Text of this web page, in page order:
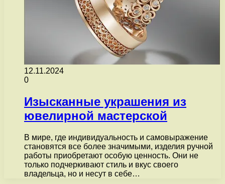
12.11.2024
0
Изысканные украшения из
ювелирной мастерской
В мире, где индивидуальность и самовыражение
становятся все более значимыми, изделия ручной
работы приобретают особую ценность. Они не
только подчеркивают стиль и вкус своего
владельца, но и несут в себе…